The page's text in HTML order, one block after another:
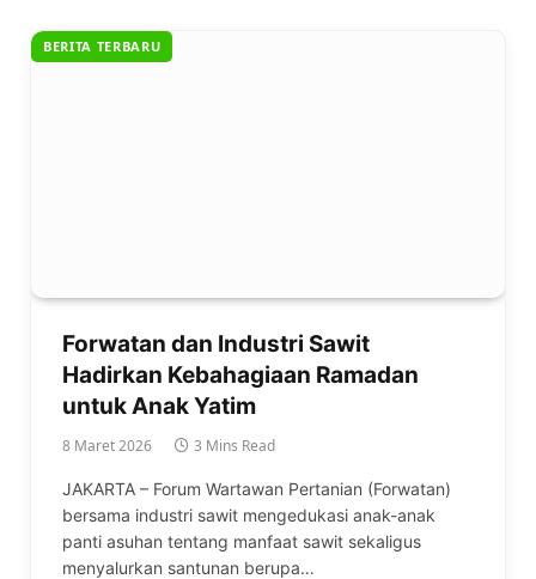
BERITA TERBARU
Forwatan dan Industri Sawit
Hadirkan Kebahagiaan Ramadan
untuk Anak Yatim
8 Maret 2026 3 Mins Read
JAKARTA – Forum Wartawan Pertanian (Forwatan)
bersama industri sawit mengedukasi anak-anak
panti asuhan tentang manfaat sawit sekaligus
menyalurkan santunan berupa…